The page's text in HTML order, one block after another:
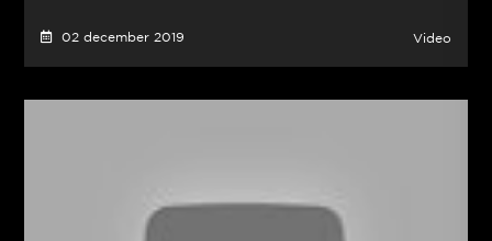
02 december 2019 Video